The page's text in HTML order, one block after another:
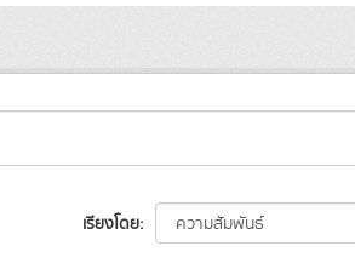
เรียงโดย